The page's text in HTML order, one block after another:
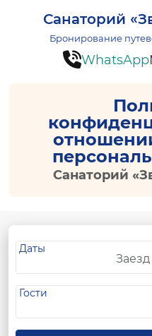
Санаторий
Бронирование
WhatsApp
Санаторий
Даты
Гости